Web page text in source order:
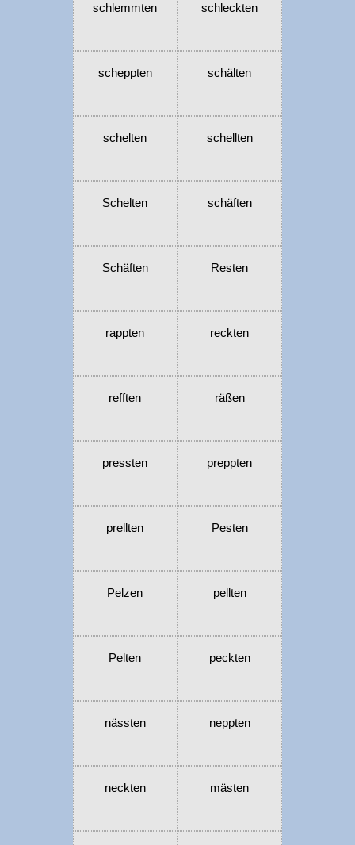
schlemmten schleckten
scheppten schälten
schelten schellten
Schelten schäften
Schäften Resten
rappten reckten
refften räßen
pressten preppten
prellten Pesten
Pelzen pellten
Pelten peckten
nässten neppten
neckten mästen